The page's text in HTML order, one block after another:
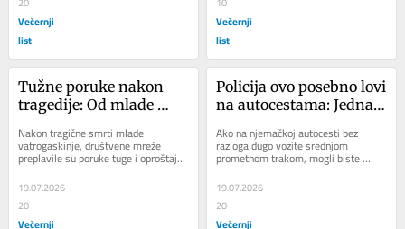
Večernji
list
Večernji
list
Tužne poruke nakon
tragedije: Od mlade
se kolege i cijeli Krašić
Nakon tragične smrti mlade
vatrogaskinje, društvene mreže
preplavile su poruke tuge i oproštaja.
Među prvima se oglasio DVD Krašić,
čiji je...
19.07.2026
20
Večernji
Policija ovo posebno lovi
na autocestama: Jedna
skupo stajati
Ako na njemačkoj autocesti bez
razloga dugo vozite srednjom
prometnom trakom, mogli biste
ostati bez 80 eura. Policija takve
prekršaje sve češće...
19.07.2026
20
Večernji